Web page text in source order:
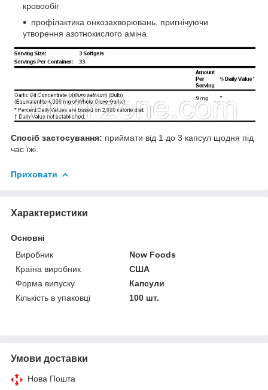
кровообіг
профілактика онкозахворювань, пригнічуючи
утворення азотнокислого аміна
Спосіб застосування: приймати від 1 до 3 капсул щодня під
час їжі.
Приховати
Характеристики
Основні
Виробник
Now Foods
Країна виробник
США
Форма випуску
Капсули
Кількість в упаковці
100 шт.
Умови доставки
Нова Пошта